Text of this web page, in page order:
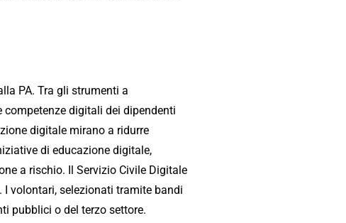
PA. Tra gli strumenti a
digitali dei dipendenti
digitale mirano a ridurre
di educazione digitale,
a rischio. Il Servizio Civile Digitale
volontari, selezionati tramite bandi
pubblici o del terzo settore.